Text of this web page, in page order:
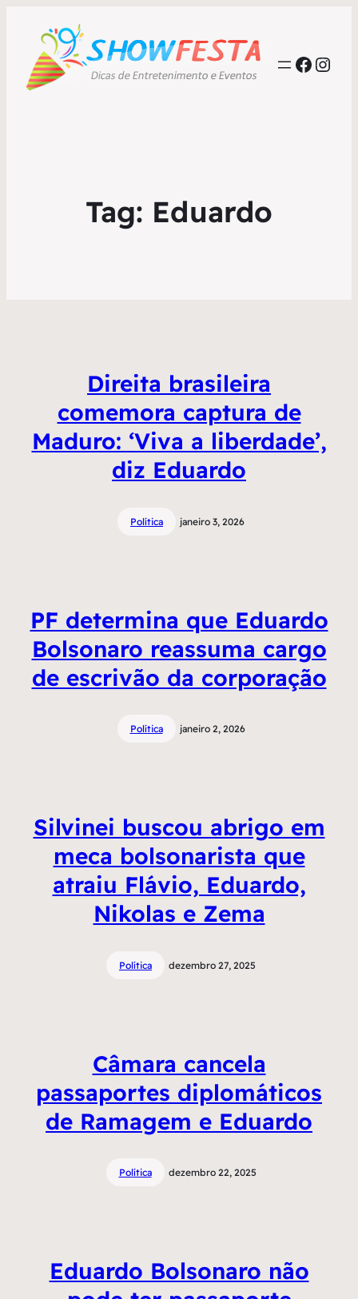
Tag: Eduardo
Direita brasileira
comemora captura de
Maduro: ‘Viva a liberdade’,
diz Eduardo
Política janeiro 3, 2026
PF determina que Eduardo
Bolsonaro reassuma cargo
de escrivão da corporação
Política janeiro 2, 2026
Silvinei buscou abrigo em
meca bolsonarista que
atraiu Flávio, Eduardo,
Nikolas e Zema
Política dezembro 27, 2025
Câmara cancela
passaportes diplomáticos
de Ramagem e Eduardo
Política dezembro 22, 2025
Eduardo Bolsonaro não